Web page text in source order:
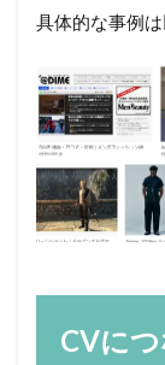
具体的な事例
CVに